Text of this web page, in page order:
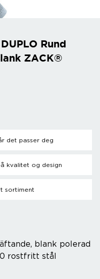
Rund
ZACK®
det passer deg
kvalitet og design
sortiment
blank polerad
rostfritt stål